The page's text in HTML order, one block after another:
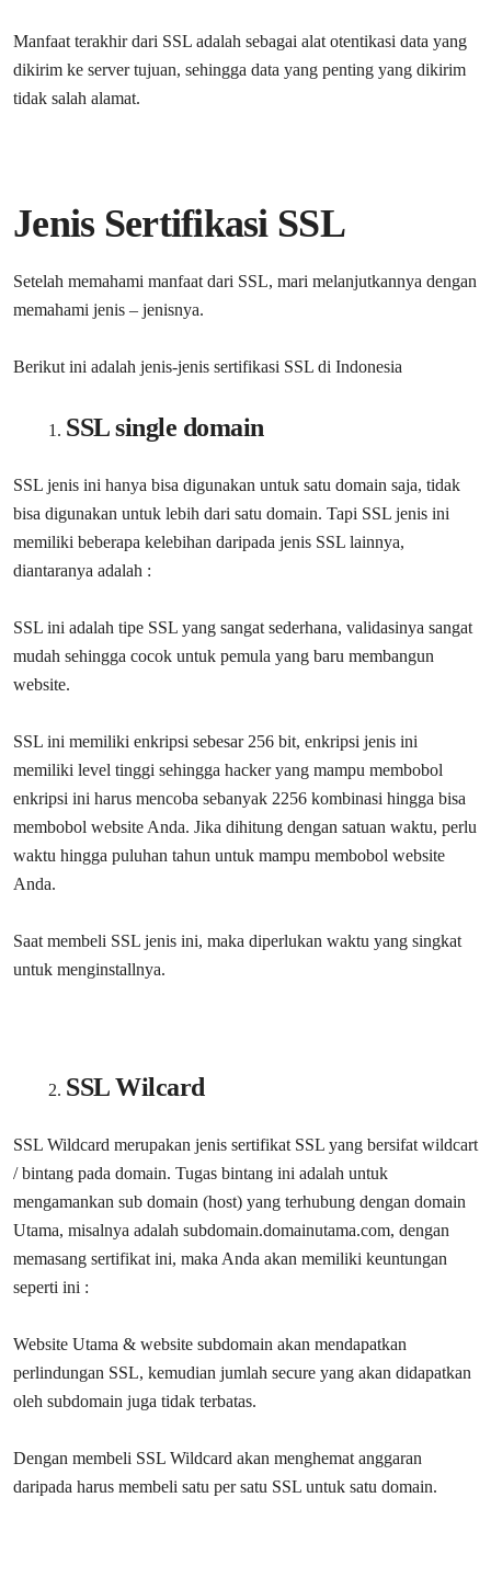
Manfaat terakhir dari SSL adalah sebagai alat otentikasi data yang
dikirim ke server tujuan, sehingga data yang penting yang dikirim
tidak salah alamat.
Jenis Sertifikasi SSL
Setelah memahami manfaat dari SSL, mari melanjutkannya dengan
memahami jenis – jenisnya.
Berikut ini adalah jenis-jenis sertifikasi SSL di Indonesia
SSL single domain
SSL jenis ini hanya bisa digunakan untuk satu domain saja, tidak
bisa digunakan untuk lebih dari satu domain. Tapi SSL jenis ini
memiliki beberapa kelebihan daripada jenis SSL lainnya,
diantaranya adalah :
SSL ini adalah tipe SSL yang sangat sederhana, validasinya sangat
mudah sehingga cocok untuk pemula yang baru membangun
website.
SSL ini memiliki enkripsi sebesar 256 bit, enkripsi jenis ini
memiliki level tinggi sehingga hacker yang mampu membobol
enkripsi ini harus mencoba sebanyak 2256 kombinasi hingga bisa
membobol website Anda. Jika dihitung dengan satuan waktu, perlu
waktu hingga puluhan tahun untuk mampu membobol website
Anda.
Saat membeli SSL jenis ini, maka diperlukan waktu yang singkat
untuk menginstallnya.
SSL Wilcard
SSL Wildcard merupakan jenis sertifikat SSL yang bersifat wildcart
/ bintang pada domain. Tugas bintang ini adalah untuk
mengamankan sub domain (host) yang terhubung dengan domain
Utama, misalnya adalah subdomain.domainutama.com, dengan
memasang sertifikat ini, maka Anda akan memiliki keuntungan
seperti ini :
Website Utama & website subdomain akan mendapatkan
perlindungan SSL, kemudian jumlah secure yang akan didapatkan
oleh subdomain juga tidak terbatas.
Dengan membeli SSL Wildcard akan menghemat anggaran
daripada harus membeli satu per satu SSL untuk satu domain.